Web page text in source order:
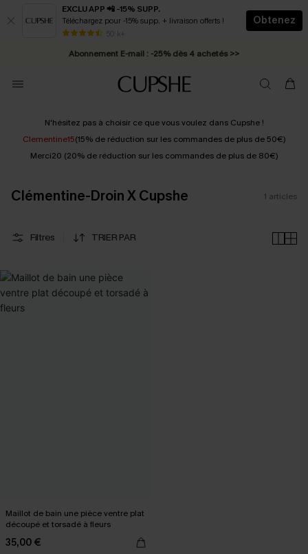
EXCLU APP 📲 -15% SUPP.
Téléchargez pour -15% supp. + livraison offerts !
50 k+
Obtenez
* Livraison éclair 2-3 jours ouvrés >>
Abonnement E-mail : -25% dès 4 achetés >>
N'hésitez pas à choisir ce que vous voulez dans Cupshe !
Clementine15(15% de réduction sur les commandes de plus de 50€)
Merci20 (20% de réduction sur les commandes de plus de 80€)
Clémentine-Droin X Cupshe 1 articles
Filtres TRIER PAR
Maillot de bain une pièce ventre plat
découpé et torsadé à fleurs
35,00 €